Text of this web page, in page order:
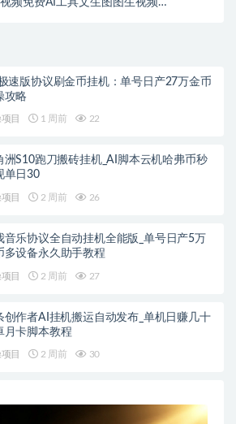
速版协议刷金币挂机：单号日产27万金币
攻略
目 1 周前 22
洲S10跑刀搬砖挂机_AI脚本云机哈弗币秒
单日30
目 2 周前 26
音乐协议全自动挂机全能版_单号日产5万
多设备永久助手教程
目 2 周前 27
创作者AI挂机搬运自动发布_单机日赚几十
月卡脚本教程
目 2 周前 30